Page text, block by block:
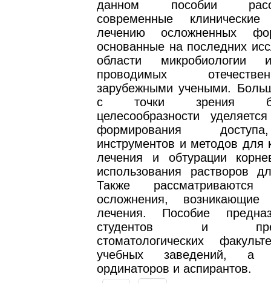
данном пособии
современные
лечению осложненных
основанные на последних
области микробиологии
проводимых
зарубежными учеными.
с точки зрения
целесообразности
формирования
инструментов и методов для
лечения и обтурации
использования растворов
Также
осложнения,
лечения. Пособие
студентов и
стоматологических
учебных заведений, а
ординаторов и аспирантов.